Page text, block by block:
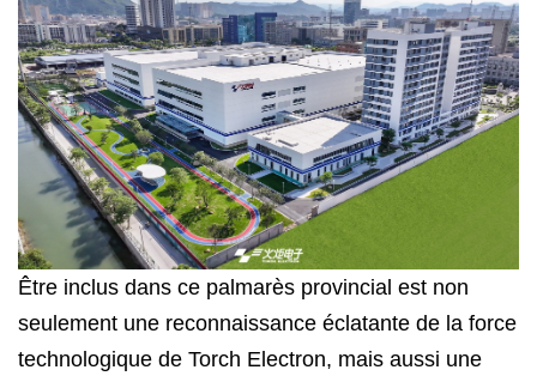
Être inclus dans ce palmarès provincial est non
seulement une reconnaissance éclatante de la force
technologique de Torch Electron, mais aussi une